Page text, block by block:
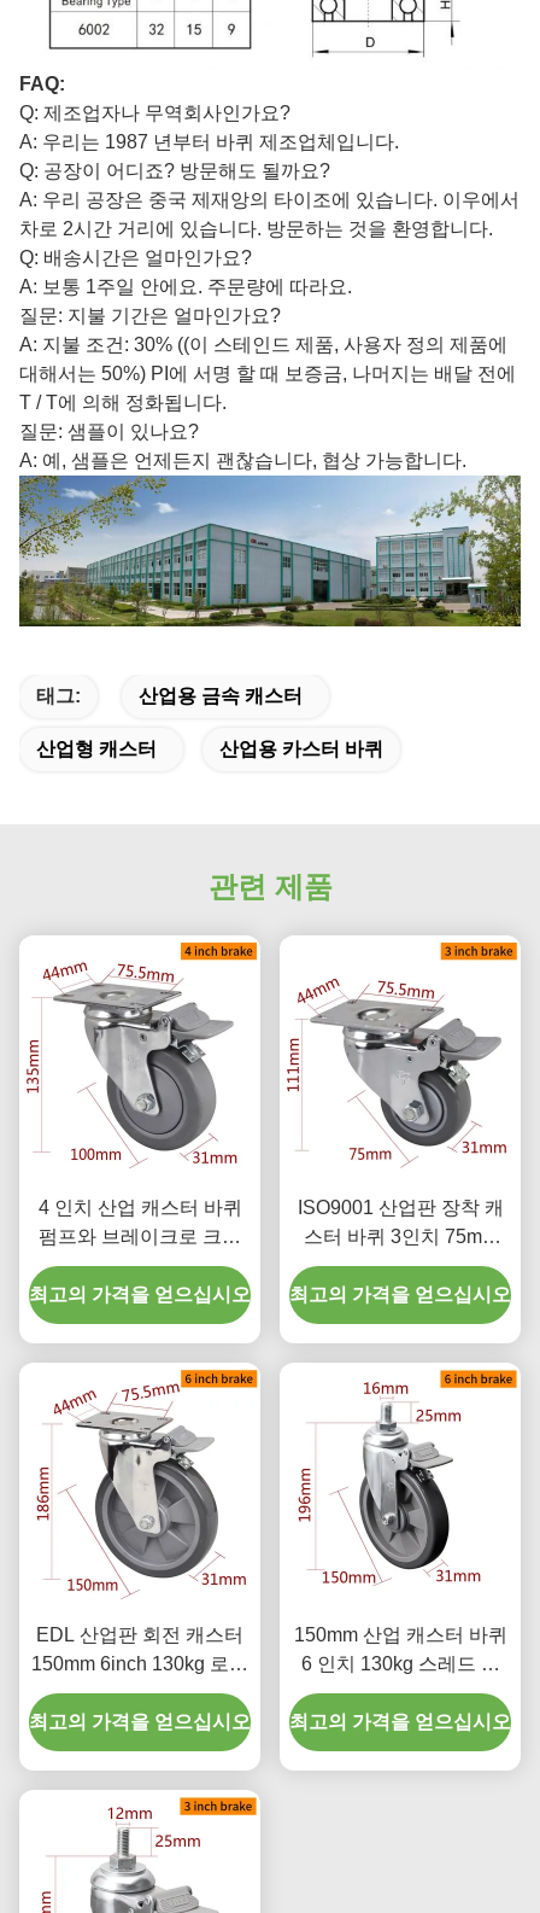
FAQ:
Q: 제조업자나 무역회사인가요?
A: 우리는 1987 년부터 바퀴 제조업체입니다.
Q: 공장이 어디죠? 방문해도 될까요?
A: 우리 공장은 중국 제재앙의 타이조에 있습니다. 이우에서
차로 2시간 거리에 있습니다. 방문하는 것을 환영합니다.
Q: 배송시간은 얼마인가요?
A: 보통 1주일 안에요. 주문량에 따라요.
질문: 지불 기간은 얼마인가요?
A: 지불 조건: 30% ((이 스테인드 제품, 사용자 정의 제품에
대해서는 50%) PI에 서명 할 때 보증금, 나머지는 배달 전에
T / T에 의해 정화됩니다.
질문: 샘플이 있나요?
A: 예, 샘플은 언제든지 괜찮습니다, 협상 가능합니다.
태그: 산업용 금속 캐스터
산업형 캐스터 산업용 카스터 바퀴
관련 제품
4 인치 산업 캐스터 바퀴
펌프와 브레이크로 크롬
코팅
최고의 가격을 얻으십시오
ISO9001 산업판 장착 캐
스터 바퀴 3인치 75mm
5723P-77
최고의 가격을 얻으십시오
EDL 산업판 회전 캐스터
150mm 6inch 130kg 로드
크롬 코팅
최고의 가격을 얻으십시오
150mm 산업 캐스터 바퀴
6 인치 130kg 스레드 된
TPU 캐스터
최고의 가격을 얻으십시오